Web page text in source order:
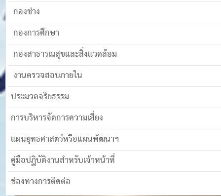
กองช่าง
กองการศึกษา
กองสาธารณสุขและสิ่งแวดล้อม
งานตรวจสอบภายใน
ประมวลจริยธรรม
การบริหารจัดการความเสี่ยง
แผนยุทธศาสตร์หรือแผนพัฒนาฯ
คู่มือปฏิบัติงานสำหรับเจ้าหน้าที่
ช่องทางการติดต่อ